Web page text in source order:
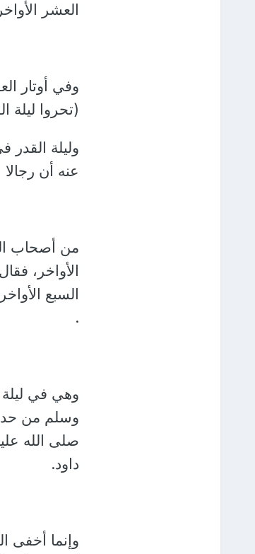
العشر
وفي أوتار
(تحروا ليلة
وليلة
عنه أن رجالا
من أصحاب
الأواخر،
السبع
.
وهي في
وسلم من
صلى الله
داود.
وإنما أخفى